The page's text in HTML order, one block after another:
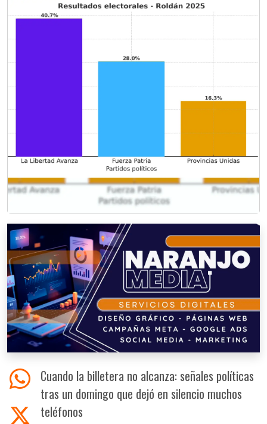
Cuando la billetera no alcanza: señales políticas
tras un domingo que dejó en silencio muchos
teléfonos